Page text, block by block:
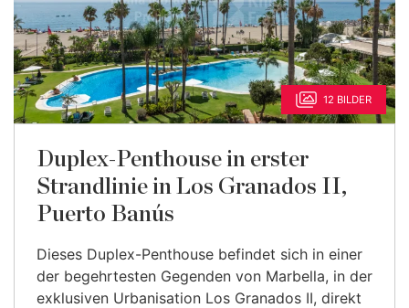
12 BILDER
Duplex-Penthouse in erster
Strandlinie in Los Granados II,
Puerto Banús
Dieses Duplex-Penthouse befindet sich in einer
der begehrtesten Gegenden von Marbella, in der
exklusiven Urbanisation Los Granados II, direkt